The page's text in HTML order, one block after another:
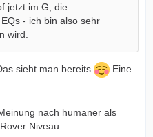
jetzt im G, die
- ich bin also sehr
wird.
sieht man bereits.
Eine
nach humaner als
Niveau.